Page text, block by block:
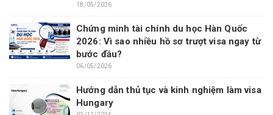
18/05/2026
Chứng minh tài chính du học Hàn Quốc
2026: Vì sao nhiều hồ sơ trượt visa ngay từ
bước đầu?
06/05/2026
Hướng dẫn thủ tục và kinh nghiệm làm visa
Hungary